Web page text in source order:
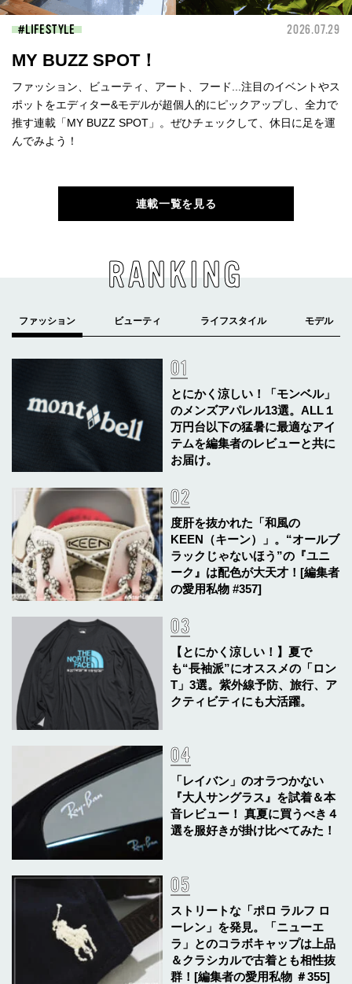
LIFESTYLE 2026.07.29
MY BUZZ SPOT！
ファッション、ビューティ、アート、フード...注目のイベントやス
ポットをエディター&モデルが超個人的にピックアップし、全力で
推す連載「MY BUZZ SPOT」。ぜひチェックして、休日に足を運
んでみよう！
連載一覧を見る
RANKING
とにかく涼しい！「モンベル」
のメンズアパレル13選。ALL１
万円台以下の猛暑に最適なアイ
テムを編集者のレビューと共に
お届け。
度肝を抜かれた「和風の
KEEN（キーン）」。“オールブ
ラックじゃないほう”の『ユニ
ーク』は配色が大天才！[編集者
の愛用私物 #357]
【とにかく涼しい！】夏で
も“長袖派”にオススメの「ロン
T」3選。紫外線予防、旅行、ア
クティビティにも大活躍。
「レイバン」のオラつかない
『大人サングラス』を試着＆本
音レビュー！ 真夏に買うべき４
選を服好きが掛け比べてみた！
ストリートな「ポロ ラルフ ロ
ーレン」を発見。「ニューエ
ラ」とのコラボキャップは上品
＆クラシカルで古着とも相性抜
群！[編集者の愛用私物 ＃355]